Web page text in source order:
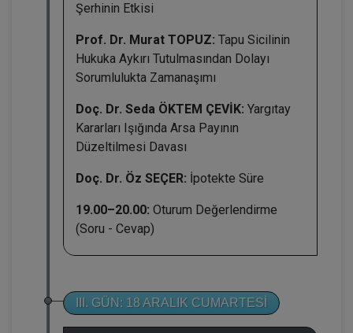
Şerhinin Etkisi
Prof. Dr. Murat TOPUZ: Tapu Sicilinin
Hukuka Aykırı Tutulmasından Dolayı
Sorumlulukta Zamanaşımı
Doç. Dr. Seda ÖKTEM ÇEVİK: Yargıtay
Kararları Işığında Arsa Payının
Düzeltilmesi Davası
Doç. Dr. Öz SEÇER: İpotekte Süre
19.00–20.00: Oturum Değerlendirme
(Soru - Cevap)
III. GÜN: 18 ARALIK CUMARTESİ